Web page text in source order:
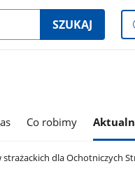
SZUKAJ
Co robimy
strażackich dla Ochotniczych